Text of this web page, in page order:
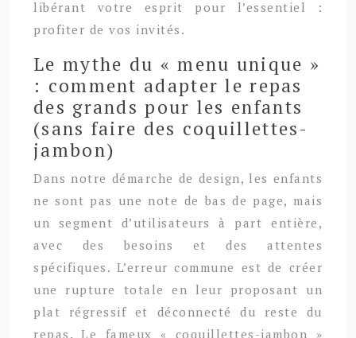
libérant votre esprit pour l’essentiel :
profiter de vos invités.
Le mythe du « menu unique »
: comment adapter le repas
des grands pour les enfants
(sans faire des coquillettes-
jambon)
Dans notre démarche de design, les enfants
ne sont pas une note de bas de page, mais
un segment d’utilisateurs à part entière,
avec des besoins et des attentes
spécifiques. L’erreur commune est de créer
une rupture totale en leur proposant un
plat régressif et déconnecté du reste du
repas. Le fameux « coquillettes-jambon »